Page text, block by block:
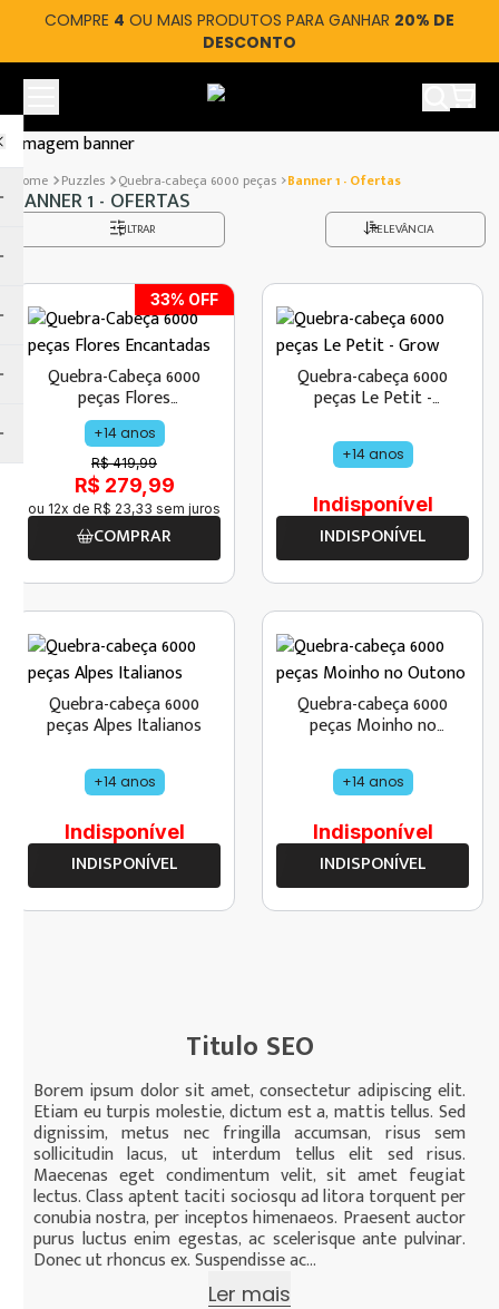
COMPRE 4 OU MAIS PRODUTOS PARA GANHAR 20% DE
DESCONTO
Ver
Puzzles Quebra-cabeça 6000 peças Banner 1 - Ofertas
BANNER 1 - OFERTAS
FILTRAR RELEVÂNCIA
33% OFF
Quebra-Cabeça 6000
peças Flores
Encantadas
+14 anos
R$ 419,99
R$ 279,99
ou 12x de R$ 23,33 sem juros
COMPRAR
Quebra-cabeça 6000
peças Le Petit -
+14 anos
Indisponível
INDISPONÍVEL
Quebra-cabeça 6000
peças Alpes Italianos
+14 anos
Indisponível
INDISPONÍVEL
Quebra-cabeça 6000
peças Moinho no
+14 anos
Indisponível
INDISPONÍVEL
Titulo SEO
Borem ipsum dolor sit amet, consectetur adipiscing elit.
Etiam eu turpis molestie, dictum est a, mattis tellus. Sed
dignissim, metus nec fringilla accumsan, risus sem
sollicitudin lacus, ut interdum tellus elit sed risus.
Maecenas eget condimentum velit, sit amet feugiat
lectus. Class aptent taciti sociosqu ad litora torquent per
conubia nostra, per inceptos himenaeos. Praesent auctor
purus luctus enim egestas, ac scelerisque ante pulvinar.
Donec ut rhoncus ex. Suspendisse ac...
Ler mais